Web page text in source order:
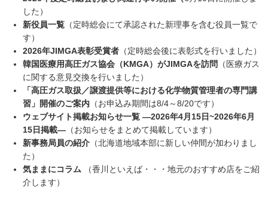
セミナー・イベント
eラーニング・教育資料
会報誌・本部活動報告
地域本部のページ
統計資料
MGR
利用規約
プライバシーポリシー
した）
新役員一覧 （定時総会にて承認された新理事を含む役員一覧で
す）
2026年JIMGA表彰受賞者 （定時総会後に表彰式を行いました）
韓国医療用高圧ガス協会（KMGA）がJIMGAを訪問
（医療ガス
に関する意見交換を行いました）
「高圧ガス取扱／譲渡提供等における化学物質管理者の専門講
習」開催のご案内 （お申込み期間は8/4～8/20です）
ウェブサイト掲載お知らせ一覧 ―2026年4月15日~2026年6月
15日掲載― （お知らせをまとめて掲載しています）
新事務局員の紹介 （北海道地域本部に新しい仲間が加わりまし
た）
気ままにコラム
（香川といえば・・・地元のおすすめ店をご紹
介します）